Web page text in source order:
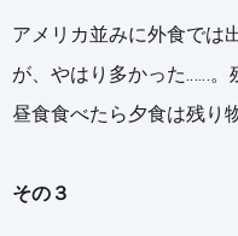
アメリカ並みに外食では
が、やはり多かった……。
昼食食べたら夕食は残り
その３